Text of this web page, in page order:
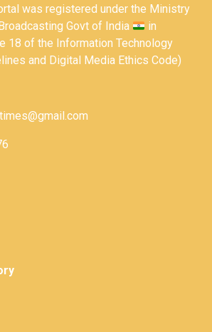
was registered under the Ministry
Govt of India
in
18 of the Information Technology
and Digital Media Ethics Code)